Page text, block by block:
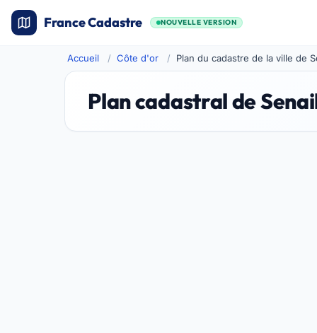
France Cadastre NOUVELLE VERSION
Accueil Côte d'or Plan du cadastre de la ville de
Plan cadastral de